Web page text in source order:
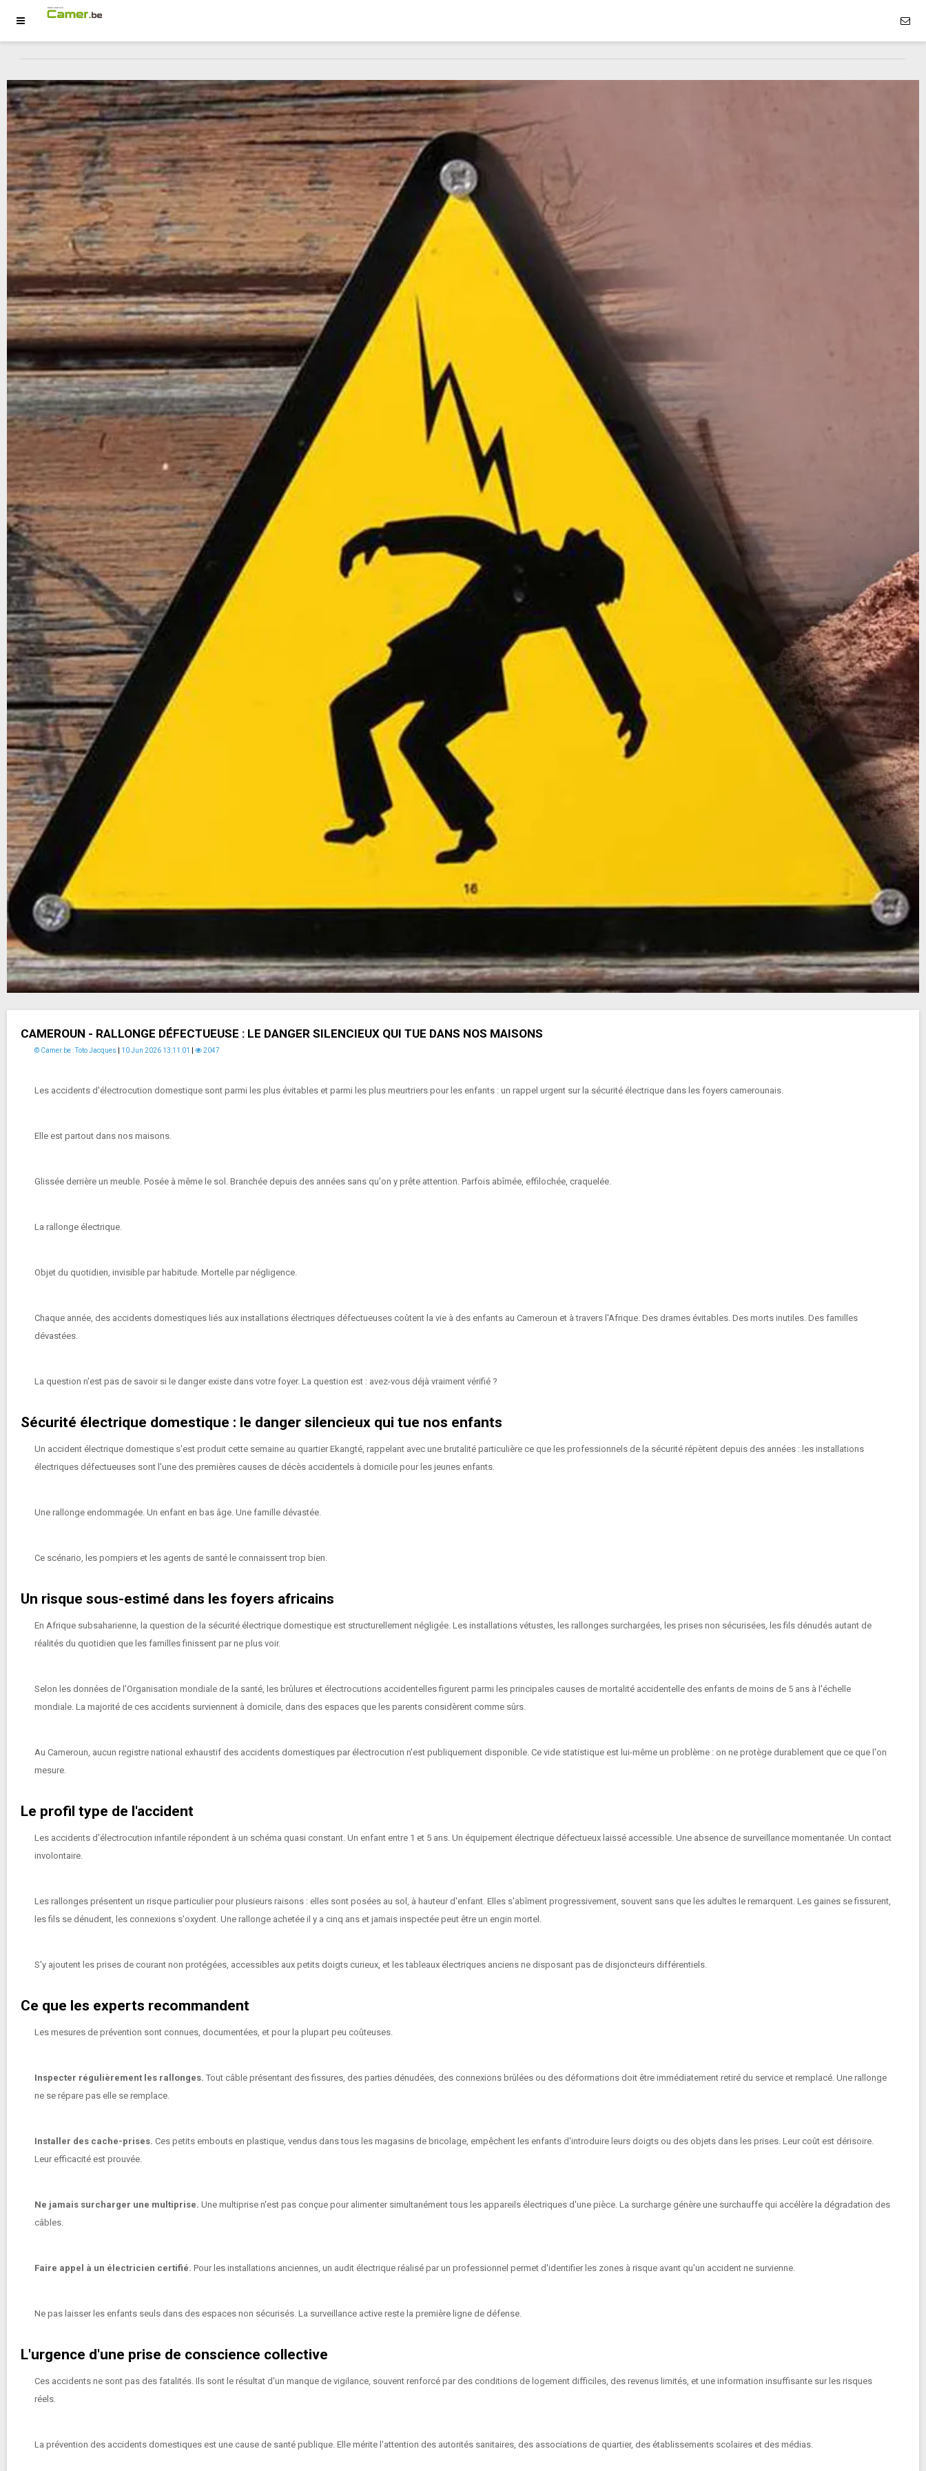
CAMEROUN - RALLONGE DÉFECTUEUSE : LE DANGER SILENCIEUX QUI TUE DANS NOS MAISONS
© Camer.be : Toto Jacques 10 Jun 2026 13:11:01 2047
Les accidents d'électrocution domestique sont parmi les plus évitables et parmi les plus meurtriers pour les enfants : un rappel urgent sur la sécurité électrique dans les foyers camerounais.
Elle est partout dans nos maisons.
Glissée derrière un meuble. Posée à même le sol. Branchée depuis des années sans qu'on y prête attention. Parfois abîmée, effilochée, craquelée.
La rallonge électrique.
Objet du quotidien, invisible par habitude. Mortelle par négligence.
Chaque année, des accidents domestiques liés aux installations électriques défectueuses coûtent la vie à des enfants au Cameroun et à travers l'Afrique. Des drames évitables. Des morts inutiles. Des familles
dévastées.
La question n'est pas de savoir si le danger existe dans votre foyer. La question est : avez-vous déjà vraiment vérifié ?
Sécurité électrique domestique : le danger silencieux qui tue nos enfants
Un accident électrique domestique s'est produit cette semaine au quartier Ekangté, rappelant avec une brutalité particulière ce que les professionnels de la sécurité répètent depuis des années : les installations
électriques défectueuses sont l'une des premières causes de décès accidentels à domicile pour les jeunes enfants.
Une rallonge endommagée. Un enfant en bas âge. Une famille dévastée.
Ce scénario, les pompiers et les agents de santé le connaissent trop bien.
Un risque sous-estimé dans les foyers africains
En Afrique subsaharienne, la question de la sécurité électrique domestique est structurellement négligée. Les installations vétustes, les rallonges surchargées, les prises non sécurisées, les fils dénudés autant de
réalités du quotidien que les familles finissent par ne plus voir.
Selon les données de l'Organisation mondiale de la santé, les brûlures et électrocutions accidentelles figurent parmi les principales causes de mortalité accidentelle des enfants de moins de 5 ans à l'échelle
mondiale. La majorité de ces accidents surviennent à domicile, dans des espaces que les parents considèrent comme sûrs.
Au Cameroun, aucun registre national exhaustif des accidents domestiques par électrocution n'est publiquement disponible. Ce vide statistique est lui-même un problème : on ne protège durablement que ce que l'on
mesure.
Le profil type de l'accident
Les accidents d'électrocution infantile répondent à un schéma quasi constant. Un enfant entre 1 et 5 ans. Un équipement électrique défectueux laissé accessible. Une absence de surveillance momentanée. Un contact
involontaire.
Les rallonges présentent un risque particulier pour plusieurs raisons : elles sont posées au sol, à hauteur d'enfant. Elles s'abîment progressivement, souvent sans que les adultes le remarquent. Les gaines se fissurent,
les fils se dénudent, les connexions s'oxydent. Une rallonge achetée il y a cinq ans et jamais inspectée peut être un engin mortel.
S'y ajoutent les prises de courant non protégées, accessibles aux petits doigts curieux, et les tableaux électriques anciens ne disposant pas de disjoncteurs différentiels.
Ce que les experts recommandent
Les mesures de prévention sont connues, documentées, et pour la plupart peu coûteuses.
Inspecter régulièrement les rallonges. Tout câble présentant des fissures, des parties dénudées, des connexions brûlées ou des déformations doit être immédiatement retiré du service et remplacé. Une rallonge
ne se répare pas elle se remplace.
Installer des cache-prises. Ces petits embouts en plastique, vendus dans tous les magasins de bricolage, empêchent les enfants d'introduire leurs doigts ou des objets dans les prises. Leur coût est dérisoire.
Leur efficacité est prouvée.
Ne jamais surcharger une multiprise. Une multiprise n'est pas conçue pour alimenter simultanément tous les appareils électriques d'une pièce. La surcharge génère une surchauffe qui accélère la dégradation des
câbles.
Faire appel à un électricien certifié. Pour les installations anciennes, un audit électrique réalisé par un professionnel permet d'identifier les zones à risque avant qu'un accident ne survienne.
Ne pas laisser les enfants seuls dans des espaces non sécurisés. La surveillance active reste la première ligne de défense.
L'urgence d'une prise de conscience collective
Ces accidents ne sont pas des fatalités. Ils sont le résultat d'un manque de vigilance, souvent renforcé par des conditions de logement difficiles, des revenus limités, et une information insuffisante sur les risques
réels.
La prévention des accidents domestiques est une cause de santé publique. Elle mérite l'attention des autorités sanitaires, des associations de quartier, des établissements scolaires et des médias.